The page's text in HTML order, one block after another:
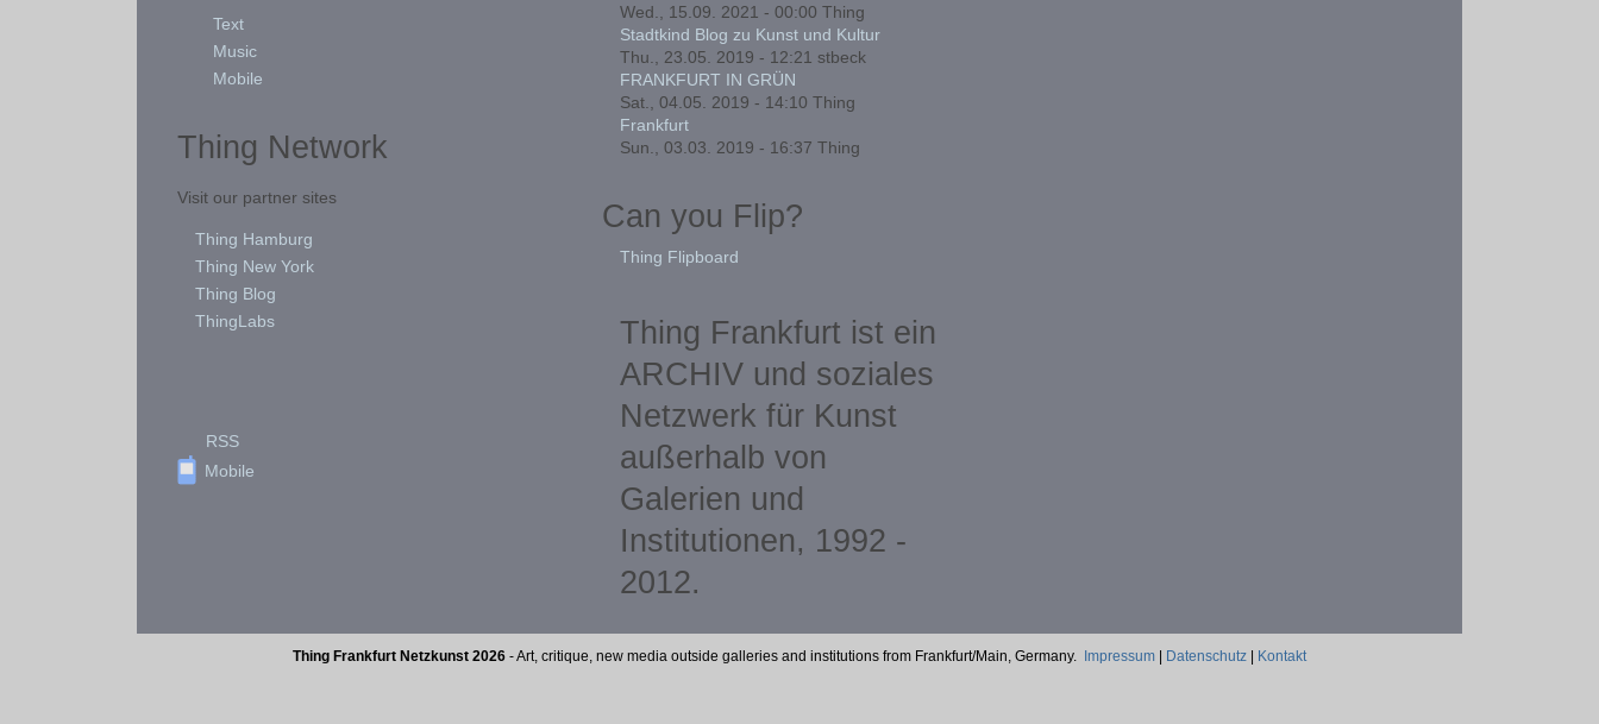
Text
Music
Mobile
Thing Network
Visit our partner sites
Thing Hamburg
Thing New York
Thing Blog
ThingLabs
RSS
Mobile
Wed., 15.09. 2021 - 00:00 Thing
Stadtkind Blog zu Kunst und Kultur
Thu., 23.05. 2019 - 12:21 stbeck
FRANKFURT IN GRÜN
Sat., 04.05. 2019 - 14:10 Thing
Frankfurt
Sun., 03.03. 2019 - 16:37 Thing
Can you Flip?
Thing Flipboard
Thing Frankfurt ist ein
ARCHIV und soziales
Netzwerk für Kunst
außerhalb von
Galerien und
Institutionen, 1992 -
2012.
Thing Frankfurt Netzkunst 2026- Art, critique, new media outside galleries and institutions from Frankfurt/Main, Germany. Impressum| Datenschutz| Kontakt